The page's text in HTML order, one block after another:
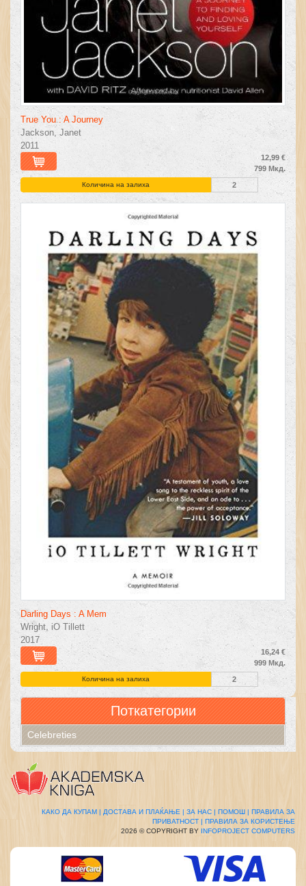
True You : A Journey
Jackson, Janet
2011
12,99 €
799 Мкд.
Количина на залиха 2
Darling Days : A Mem
Wright, iO Tillett
2017
16,24 €
999 Мкд.
Количина на залиха 2
Поткатегории
Celebreties
КАКО ДА КУПАМ | ДОСТАВА И ПЛАЌАЊЕ | ЗА НАС | ПОМОШ | ПРАВИЛА ЗА
ПРИВАТНОСТ | ПРАВИЛА ЗА КОРИСТЕЊЕ
2026 © COPYRIGHT BY INFOPROJECT COMPUTERS